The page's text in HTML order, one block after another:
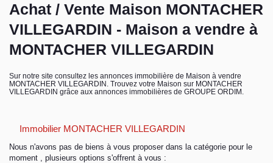
Vendre
Immobilier pro
Faire gérer
Syndic
Espace client
Achat / Vente Maison MONTACHER
VILLEGARDIN - Maison a vendre à
MONTACHER VILLEGARDIN
Sur notre site consultez les annonces immobilière de Maison à vendre
MONTACHER VILLEGARDIN. Trouvez votre Maison sur MONTACHER
VILLEGARDIN grâce aux annonces immobilières de GROUPE ORDIM.
Immobilier MONTACHER VILLEGARDIN
Nous n'avons pas de biens à vous proposer dans la catégorie pour le
moment , plusieurs options s'offrent à vous :